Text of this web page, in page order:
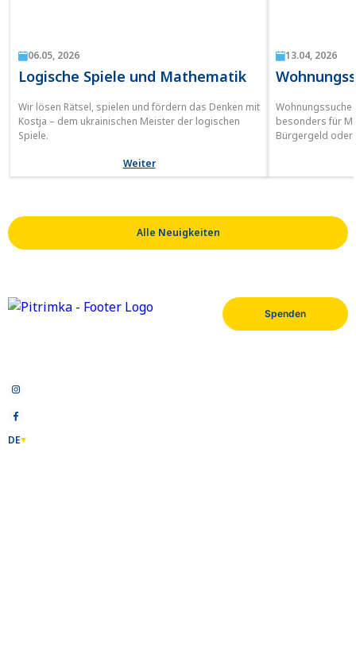
06.05, 2026
Logische Spiele und Mathematik
Wir lösen Rätsel, spielen und fördern das Denken mit
Kostja – dem ukrainischen Meister der logischen
Spiele.
Weiter
13.04, 2026
Wohnungssuche
besonders für
Bürgergeld oder
Mit guter
„angemessene
Alle Neuigkeiten
Spenden
DE